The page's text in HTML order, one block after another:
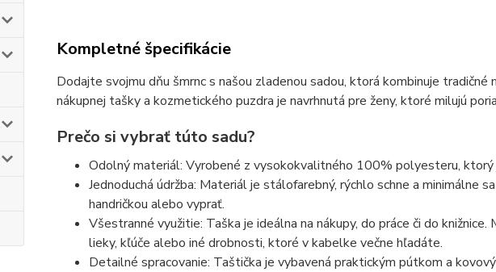
Kompletné špecifikácie
Dodajte svojmu dňu šmrnc s našou zladenou sadou, ktorá kombinuje
nákupnej tašky a kozmetického puzdra je navrhnutá pre ženy, ktoré milujú
Prečo si vybrať túto sadu?
Odolný materiál: Vyrobené z vysokokvalitného 100% polyesteru,
Jednoduchá údržba: Materiál je stálofarebný, rýchlo schne a minimálne
handričkou alebo vyprať.
Všestranné využitie: Taška je ideálna na nákupy, do práce či do
lieky, kľúče alebo iné drobnosti, ktoré v kabelke večne hľadáte.
Detailné spracovanie: Taštička je vybavená praktickým pútkom a